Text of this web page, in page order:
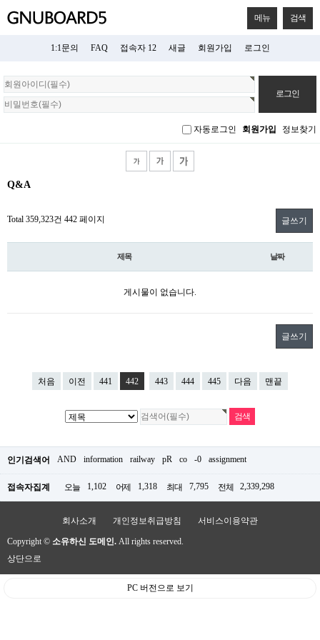
메뉴 검색
1:1문의 FAQ 접속자 12 새글 회원가입 로그인
회
원
로
자동로그인 회원가입 정보찾기
Q&A
Total 359,323건 442 페이지 글쓰기
제목 날짜
게시물이 없습니다.
글쓰기
처음 이전 441 442 443 444 445 다음 맨끝
인기검색어 AND information railway pR co -0 assignment
접속자집계 오늘 1,102 어제 1,318 최대 7,795 전체 2,339,298
회사소개 개인정보취급방침 서비스이용약관
Copyright © 소유하신 도메인. All rights reserved.
상단으로
PC 버전으로 보기